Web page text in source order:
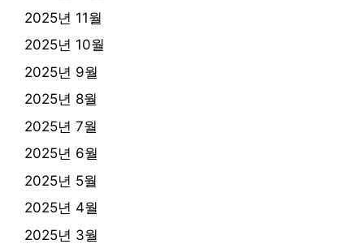
2025년 11월
2025년 10월
2025년 9월
2025년 8월
2025년 7월
2025년 6월
2025년 5월
2025년 4월
2025년 3월